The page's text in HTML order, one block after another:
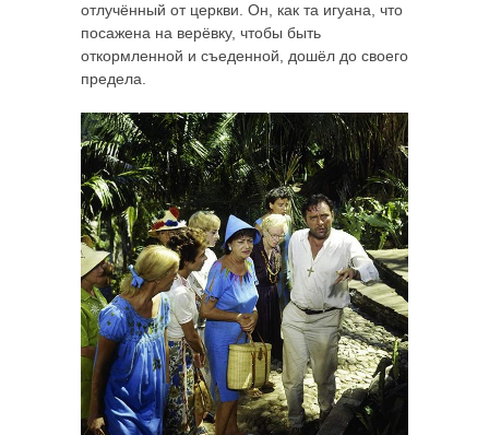
отлучённый от церкви. Он, как та игуана, что
посажена на верёвку, чтобы быть
откормленной и съеденной, дошёл до своего
предела.